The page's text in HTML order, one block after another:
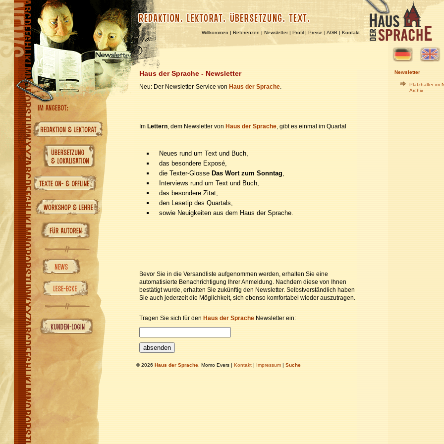
Willkommen | Referenzen | Newsletter| Profil | Preise | AGB | Kontakt
Haus der Sprache - Newsletter
Neu: Der Newsletter-Service von Haus der Sprache
Im Lettern , dem Newsletter von Haus der Sprache , gibt es einmal im Quartal
Neues rund um Text und Buch,
das besondere Exposé,
die Texter-Glosse Das Wort zum Sonntag
Interviews rund um Text und Buch,
das besondere Zitat,
den Lesetip des Quartals,
sowie Neuigkeiten aus dem Haus der Sprache.
Bevor Sie in die Versandliste aufgenommen werden, erhalten Sie eine
automatisierte Benachrichtigung Ihrer Anmeldung. Nachdem diese von Ihnen
bestätigt wurde, erhalten Sie zukünftig den Newsletter. Selbstverständlich haben
Sie auch jederzeit die Möglichkeit, sich ebenso komfortabel wieder auszutragen.
Tragen Sie sich für den Haus der Sprache Newsletter ein:
Newsletter
Platzhalter im
Archiv
© 2026 Haus der Sprache , Momo Evers | Kontakt | Impressum | Suche